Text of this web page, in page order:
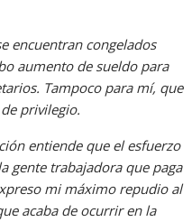
encuentran congelados
aumento de sueldo para
Tampoco para mí, que
privilegio.
entiende que el esfuerzo
gente trabajadora que paga
mi máximo repudio al
acaba de ocurrir en la